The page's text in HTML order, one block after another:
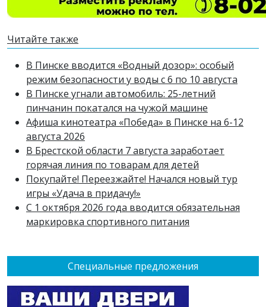
Специальные предложения
Читайте также
В Пинске вводится «Водный дозор»: особый
режим безопасности у воды с 6 по 10 августа
В Пинске угнали автомобиль: 25-летний
пинчанин покатался на чужой машине
Афиша кинотеатра «Победа» в Пинске на 6-12
августа 2026
В Брестской области 7 августа заработает
горячая линия по товарам для детей
Покупайте! Переезжайте! Начался новый тур
игры «Удача в придачу!»
С 1 октября 2026 года вводится обязательная
маркировка спортивного питания